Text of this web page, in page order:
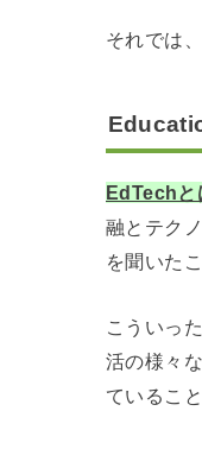
それでは
EdTechと
融とテク
を聞いた
こういっ
活の様々
ているこ